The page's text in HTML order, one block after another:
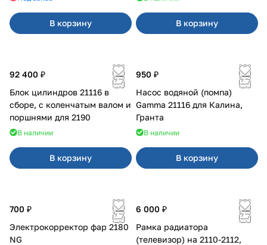
В корзину В корзину
92 400 ₽
Блок цилиндров 21116 в
сборе, с коленчатым валом и
поршнями для 2190
В наличии
В корзину
950 ₽
Насос водяной (помпа)
Gamma 21116 для Калина,
Гранта
В наличии
В корзину
700 ₽
Электрокорректор фар 2180
NG
6 000 ₽
Рамка радиатора
(телевизор) на 2110-2112,